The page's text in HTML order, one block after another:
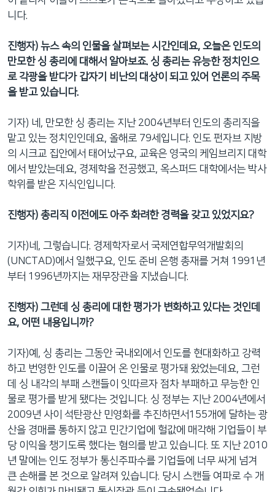
니다.
진행자) 뉴스 속의 인물을 살펴보는 시간인데요, 오늘은 인도의
만모한 싱 총리에 대해서 알아보죠. 싱 총리는 유능한 정치인으
로 각광을 받다가 갑자기 비난의 대상이 되고 있어 언론의 주목
을 받고 있습니다.
기자) 네, 만모한 싱 총리는 지난 2004년부터 인도의 총리직을
맡고 있는 정치인인데요, 올해로 79세입니다. 인도 펀자브 지방
의 시크교 집안에서 태어났구요, 교육은 영국의 케임브리지 대학
에서 받았는데요, 경제학을 전공했고, 옥스퍼드 대학에서는 박사
학위를 받은 지식인입니다.
진행자) 총리직 이전에도 아주 화려한 경력을 갖고 있었지요?
기자)네, 그렇습니다. 경제학자로서 국제연합무역개발회의
(UNCTAD)에서 일했구요, 인도 준비 은행 총재를 거쳐 1991년
부터 1996년까지는 재무장관을 지냈습니다.
진행자) 그런데 싱 총리에 대한 평가가 변화하고 있다는 것인데
요, 어떤 내용입니까?
기자)예, 싱 총리는 그동안 국내외에서 인도를 현대화하고 강력
하고 번영한 인도를 이끌어 온 인물로 평가돼 왔었는데요, 그런
데 싱 내각의 부패 스캔들이 잇따르자 점차 부패하고 무능한 인
물로 평가를 받게 됐다는 것입니다. 싱 정부는 지난 2004년에서
2009년 사이 석탄광산 민영화를 추진하면서155개에 달하는 광
산을 경매를 통하지 않고 민간기업에 헐값에 매각해 기업들이 부
당 이익을 챙기도록 했다는 혐의를 받고 있습니다. 또 지난 2010
년 말에는 인도 정부가 통신주파수를 기업들에 너무 싸게 넘겨
큰 손해를 본 것으로 알려져 있습니다. 당시 스캔들 여파로 수 개